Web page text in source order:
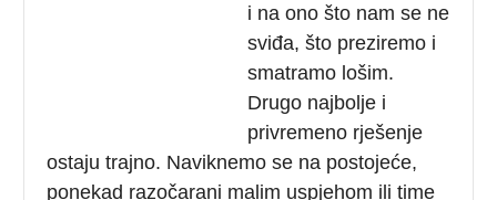
i na ono što nam se ne
sviđa, što preziremo i
smatramo lošim.
Drugo najbolje i
privremeno rješenje
ostaju trajno. Naviknemo se na postojeće,
ponekad razočarani malim uspjehom ili time